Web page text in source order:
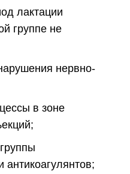
лактации
группе не
нервно-
в зоне
антикоагулянтов;